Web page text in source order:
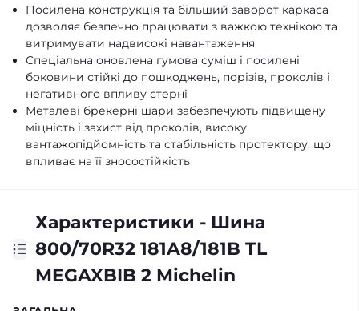
Посилена конструкція та більший заворот каркаса
дозволяє безпечно працювати з важкою технікою та
витримувати надвисокі навантаження
Спеціальна оновлена гумова суміш і посилені
боковини стійкі до пошкоджень, порізів, проколів і
негативного впливу стерні
Металеві брекерні шари забезпечують підвищену
міцність і захист від проколів, високу
вантажопідйомність та стабільність протектору, що
впливає на її зносостійкість
Характеристики - Шина
800/70R32 181A8/181B TL
MEGAXBIB 2 Michelin